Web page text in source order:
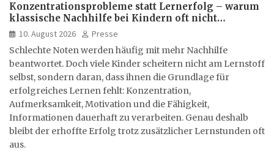
Konzentrationsprobleme statt Lernerfolg – warum
klassische Nachhilfe bei Kindern oft nicht
ausreicht
10. August 2026
Presse
Schlechte Noten werden häufig mit mehr Nachhilfe
beantwortet. Doch viele Kinder scheitern nicht am Lernstoff
selbst, sondern daran, dass ihnen die Grundlage für
erfolgreiches Lernen fehlt: Konzentration,
Aufmerksamkeit, Motivation und die Fähigkeit,
Informationen dauerhaft zu verarbeiten. Genau deshalb
bleibt der erhoffte Erfolg trotz zusätzlicher Lernstunden oft
aus.